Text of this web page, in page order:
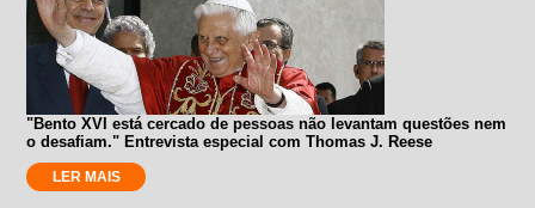
"Bento XVI está cercado de pessoas não levantam questões nem
o desafiam." Entrevista especial com Thomas J. Reese
LER MAIS